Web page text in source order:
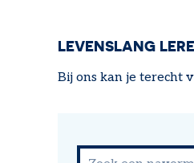
LEVENSLANG
Bij ons kan je terecht